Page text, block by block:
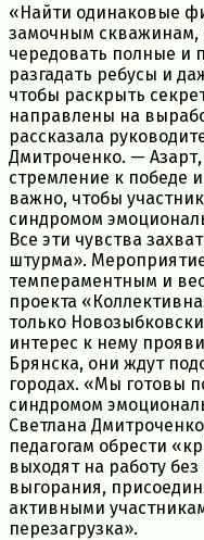
«Найти одинаковые
замочным скважинам,
чередовать полные и
разгадать ребусы и
чтобы раскрыть
направлены на
рассказала
Дмитроченко. —
стремление к победе
важно, чтобы
синдромом
Все эти чувства
штурма».
темпераментным и
проекта
только
интерес к нему
Брянска, они ждут
городах. «Мы готовы
синдромом
Светлана
педагогам обрести
выходят на работу
выгорания,
активными
перезагрузка».